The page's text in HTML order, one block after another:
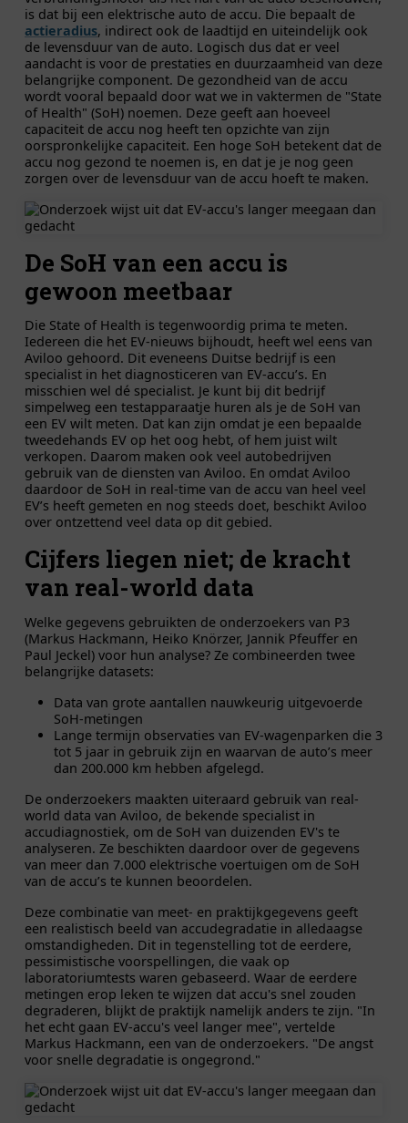
is dat bij een elektrische auto de accu. Die bepaalt de
actieradius, indirect ook de laadtijd en uiteindelijk ook
de levensduur van de auto. Logisch dus dat er veel
aandacht is voor de prestaties en duurzaamheid van deze
belangrijke component. De gezondheid van de accu
wordt vooral bepaald door wat we in vaktermen de "State
of Health" (SoH) noemen. Deze geeft aan hoeveel
capaciteit de accu nog heeft ten opzichte van zijn
oorspronkelijke capaciteit. Een hoge SoH betekent dat de
accu nog gezond te noemen is, en dat je je nog geen
zorgen over de levensduur van de accu hoeft te maken.
De SoH van een accu is
gewoon meetbaar
Die State of Health is tegenwoordig prima te meten.
Iedereen die het EV-nieuws bijhoudt, heeft wel eens van
Aviloo gehoord. Dit eveneens Duitse bedrijf is een
specialist in het diagnosticeren van EV-accu’s. En
misschien wel dé specialist. Je kunt bij dit bedrijf
simpelweg een testapparaatje huren als je de SoH van
een EV wilt meten. Dat kan zijn omdat je een bepaalde
tweedehands EV op het oog hebt, of hem juist wilt
verkopen. Daarom maken ook veel autobedrijven
gebruik van de diensten van Aviloo. En omdat Aviloo
daardoor de SoH in real-time van de accu van heel veel
EV’s heeft gemeten en nog steeds doet, beschikt Aviloo
over ontzettend veel data op dit gebied.
Cijfers liegen niet; de kracht
van real-world data
Welke gegevens gebruikten de onderzoekers van P3
(Markus Hackmann, Heiko Knörzer, Jannik Pfeuffer en
Paul Jeckel) voor hun analyse? Ze combineerden twee
belangrijke datasets:
Data van grote aantallen nauwkeurig uitgevoerde
SoH-metingen
Lange termijn observaties van EV-wagenparken die 3
tot 5 jaar in gebruik zijn en waarvan de auto’s meer
dan 200.000 km hebben afgelegd.
De onderzoekers maakten uiteraard gebruik van real-
world data van Aviloo, de bekende specialist in
accudiagnostiek, om de SoH van duizenden EV's te
analyseren. Ze beschikten daardoor over de gegevens
van meer dan 7.000 elektrische voertuigen om de SoH
van de accu’s te kunnen beoordelen.
Deze combinatie van meet- en praktijkgegevens geeft
een realistisch beeld van accudegradatie in alledaagse
omstandigheden. Dit in tegenstelling tot de eerdere,
pessimistische voorspellingen, die vaak op
laboratoriumtests waren gebaseerd. Waar de eerdere
metingen erop leken te wijzen dat accu's snel zouden
degraderen, blijkt de praktijk namelijk anders te zijn. "In
het echt gaan EV-accu's veel langer mee", vertelde
Markus Hackmann, een van de onderzoekers. "De angst
voor snelle degradatie is ongegrond."